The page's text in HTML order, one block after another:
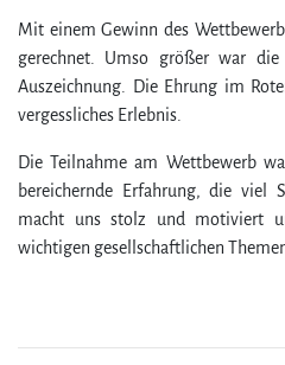
Mit einem Gewinn des
gerechnet. Umso größer war die
Auszeichnung. Die Ehrung im
vergess­liches Erlebnis.
Die Teilnahme am Wettbewerb
bereichernde Erfahrung, die viel
macht uns stolz und motiviert
wichtigen ge­sell­schaft­lichen